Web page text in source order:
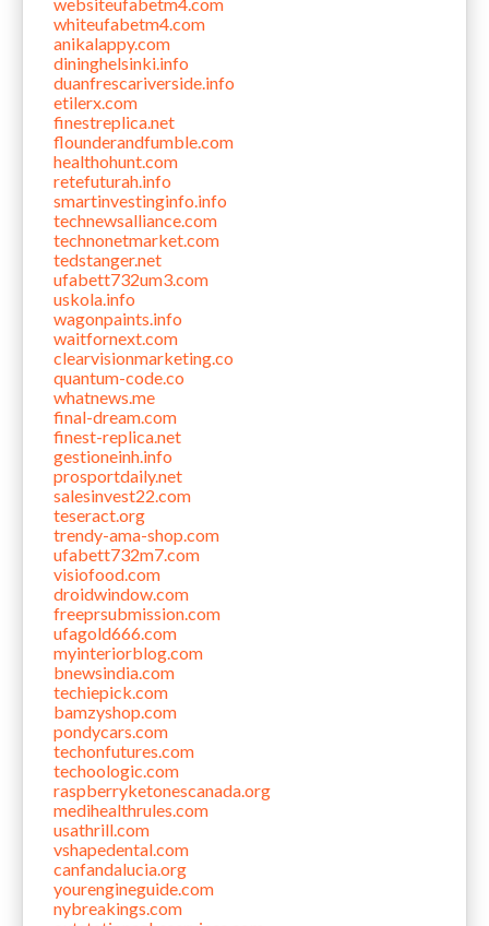
whiteufabetm4.com
anikalappy.com
dininghelsinki.info
duanfrescariverside.info
etilerx.com
finestreplica.net
flounderandfumble.com
healthohunt.com
retefuturah.info
smartinvestinginfo.info
technewsalliance.com
technonetmarket.com
tedstanger.net
ufabett732um3.com
uskola.info
wagonpaints.info
waitfornext.com
clearvisionmarketing.co
quantum-code.co
whatnews.me
final-dream.com
finest-replica.net
gestioneinh.info
prosportdaily.net
salesinvest22.com
teseract.org
trendy-ama-shop.com
ufabett732m7.com
visiofood.com
droidwindow.com
freeprsubmission.com
ufagold666.com
myinteriorblog.com
bnewsindia.com
techiepick.com
bamzyshop.com
pondycars.com
techonfutures.com
techoologic.com
raspberryketonescanada.org
medihealthrules.com
usathrill.com
vshapedental.com
canfandalucia.org
yourengineguide.com
nybreakings.com